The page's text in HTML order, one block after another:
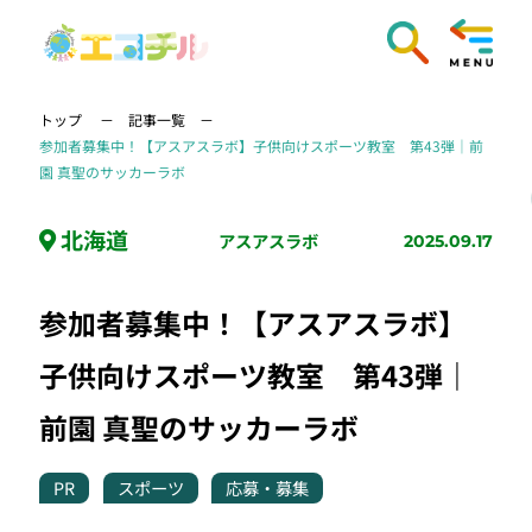
トップ
記事一覧
参加者募集中！【アスアスラボ】子供向けスポーツ教室 第43弾｜前
園 真聖のサッカーラボ
北海道 アスアスラボ 2025.09.17
参加者募集中！【アスアスラボ】
子供向けスポーツ教室 第43弾｜
前園 真聖のサッカーラボ
PR スポーツ 応募・募集